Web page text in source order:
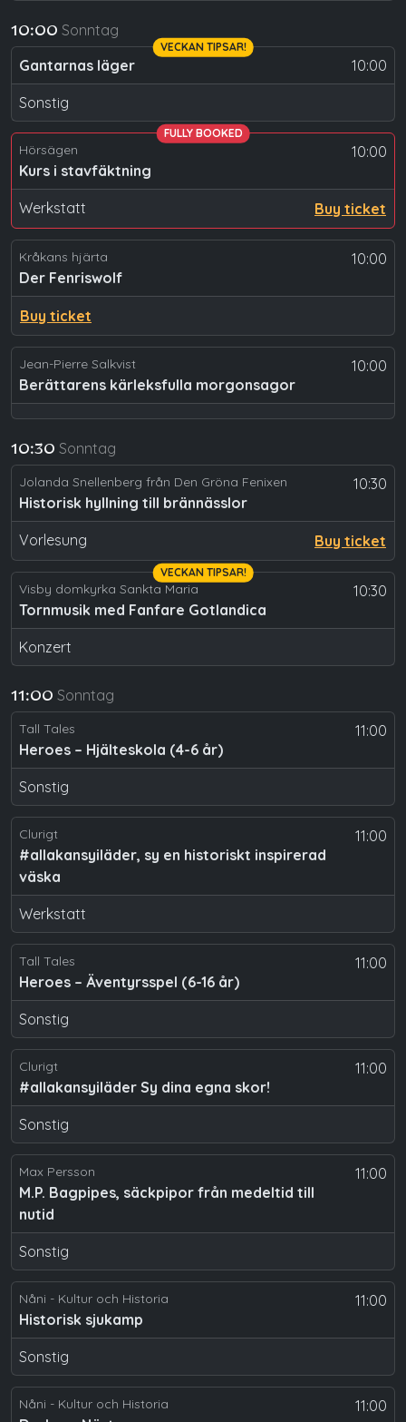
10:00 Sonntag
10:00
Gantarnas läger
Sonstig
VECKAN TIPSAR!
10:00
Hörsägen
Kurs i stavfäktning
Werkstatt Buy ticket
FULLY BOOKED
10:00
Kråkans hjärta
Der Fenriswolf
Buy ticket
10:00
Jean-Pierre Salkvist
Berättarens kärleksfulla morgonsagor
10:30 Sonntag
10:30
Jolanda Snellenberg från Den Gröna Fenixen
Historisk hyllning till brännässlor
Vorlesung Buy ticket
10:30
Visby domkyrka Sankta Maria
Tornmusik med Fanfare Gotlandica
Konzert
VECKAN TIPSAR!
11:00 Sonntag
11:00
Tall Tales
Heroes – Hjälteskola (4-6 år)
Sonstig
11:00
Clurigt
#allakansyiläder, sy en historiskt inspirerad
väska
Werkstatt
11:00
Tall Tales
Heroes – Äventyrsspel (6-16 år)
Sonstig
11:00
Clurigt
#allakansyiläder Sy dina egna skor!
Sonstig
11:00
Max Persson
M.P. Bagpipes, säckpipor från medeltid till
nutid
Sonstig
11:00
Nåni - Kultur och Historia
Historisk sjukamp
Sonstig
11:00
Nåni - Kultur och Historia